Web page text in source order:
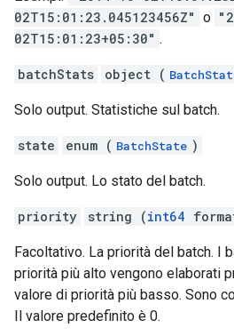
02T15:01:23.045123456Z" o
02T15:01:23+05:30" .
batchStats object (
Solo output. Statistiche sul batch.
state enum ( BatchState )
Solo output. Lo stato del batch.
priority string (int64
Facoltativo. La priorità del batch. I
priorità più alto vengono elaborati
valore di priorità più basso. Sono
Il valore predefinito è 0.